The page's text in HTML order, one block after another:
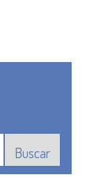
Buscar